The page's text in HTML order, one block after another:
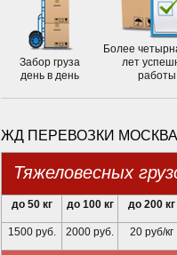
Забор груза
день в день
Более
лет
работы
ЖД ПЕРЕВОЗКИ
Тяжеловесных
до 50 кг до 100 кг до 200 кг
1500 руб. 2000 руб. 20 руб/кг